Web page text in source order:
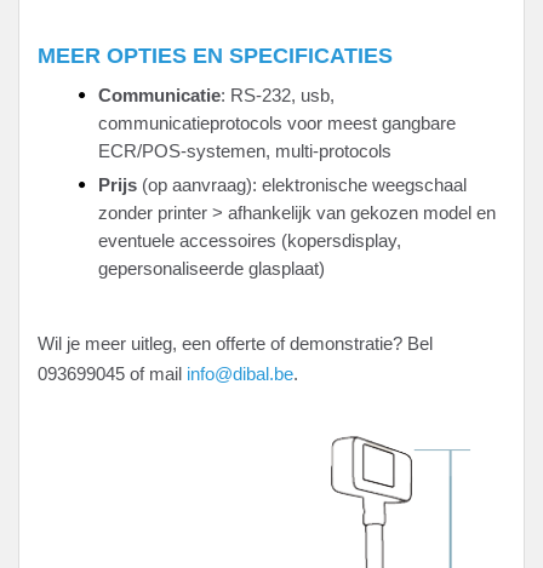
MEER OPTIES EN SPECIFICATIES
Communicatie: RS-232, usb,
communicatieprotocols voor meest gangbare
ECR/POS-systemen, multi-protocols
Prijs (op aanvraag): elektronische weegschaal
zonder printer > afhankelijk van gekozen model en
eventuele accessoires (kopersdisplay,
gepersonaliseerde glasplaat)
Wil je meer uitleg, een offerte of demonstratie? Bel
093699045 of mail info@dibal.be.